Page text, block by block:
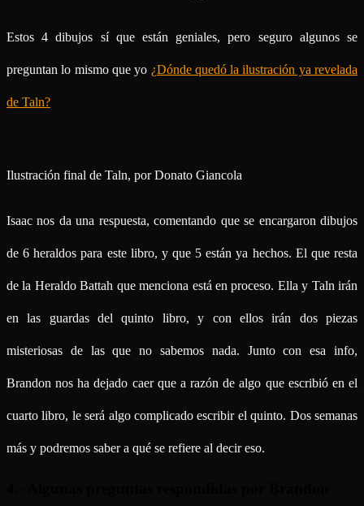
Estos 4 dibujos sí que están geniales, pero seguro algunos se
preguntan lo mismo que yo ¿Dónde quedó la ilustración ya revelada
de Taln?
Ilustración final de Taln, por Donato Giancola
Isaac nos da una respuesta, comentando que se encargaron dibujos
de 6 heraldos para este libro, y que 5 están ya hechos. El que resta
de la Heraldo Battah que menciona está en proceso. Ella y Taln irán
en las guardas del quinto libro, y con ellos irán dos piezas
misteriosas de las que no sabemos nada. Junto con esa info,
Brandon nos ha dejado caer que a razón de algo que escribió en el
cuarto libro, le será algo complicado escribir el quinto. Dos semanas
más y podremos saber a qué se refiere al decir eso.